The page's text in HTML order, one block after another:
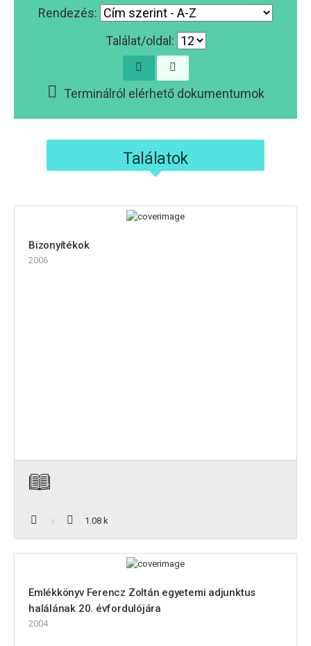
Rendezés:
Találat/oldal:
Terminálról elérhető dokumentumok
Találatok
Bizonyítékok
2006
1.08 k
Emlékkönyv Ferencz Zoltán egyetemi adjunktus
halálának 20. évfordulójára
2004